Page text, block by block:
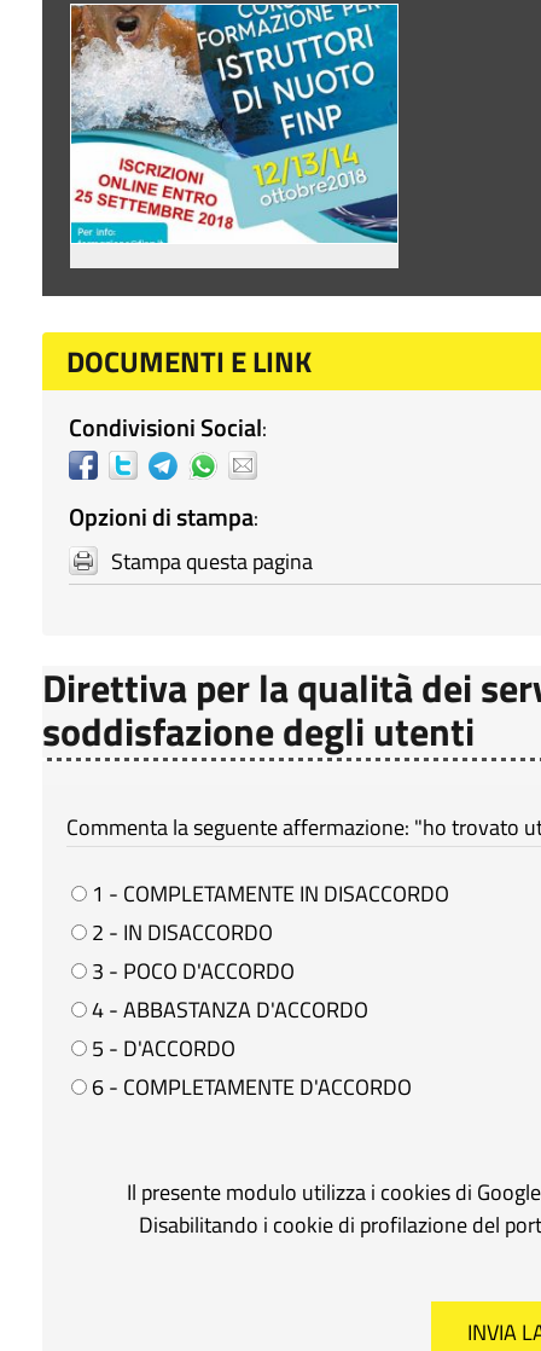
DOCUMENTI E LINK
Condivisioni Social:
Opzioni di stampa:
Stampa questa pagina
Direttiva per la qualità dei
soddisfazione degli utenti
Commenta la seguente affermazione: "ho trovato
1 - COMPLETAMENTE IN DISACCORDO
2 - IN DISACCORDO
3 - POCO D'ACCORDO
4 - ABBASTANZA D'ACCORDO
5 - D'ACCORDO
6 - COMPLETAMENTE D'ACCORDO
Il presente modulo utilizza i cookies di
Disabilitando i cookie di profilazione del